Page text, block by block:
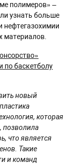
полимеров» –
узнать больше
нефтегазохимии
материалов.
по баскетболу
новый
которая
позволила
что является
Такие
и команд